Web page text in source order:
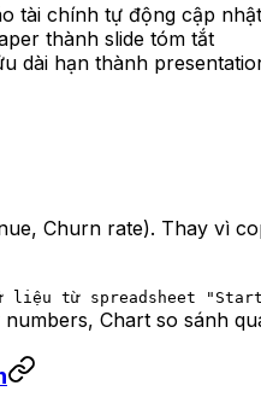
tài chính tự động cập
thành slide tóm tắt
dài hạn thành
Churn rate). Thay vì
từ spreadsheet
Chart so sánh